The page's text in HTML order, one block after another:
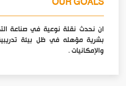
ان نحدث نقلة نوعية في صناعة
بشرية مؤهله في ظل بيئة
والإمكانيات .